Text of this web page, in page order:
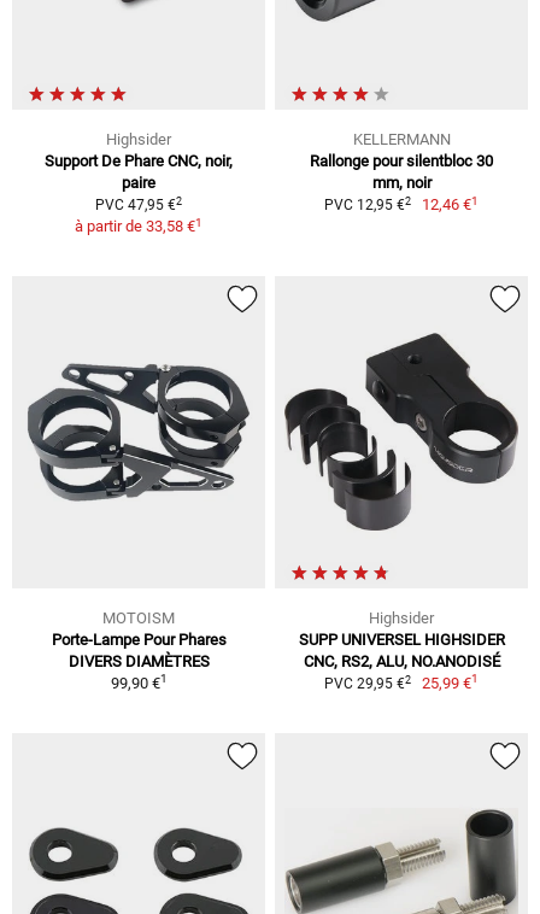
Highsider
Support De Phare CNC, noir,
paire
PVC 47,95 €2
à partir de 33,58 €1
KELLERMANN
Rallonge pour silentbloc 30
mm, noir
PVC 12,95 €2 12,46 €1
MOTOISM
Porte-Lampe Pour Phares
DIVERS DIAMÈTRES
99,90 €1
Highsider
SUPP UNIVERSEL HIGHSIDER
CNC, RS2, ALU, NO.ANODISÉ
PVC 29,95 €2 25,99 €1